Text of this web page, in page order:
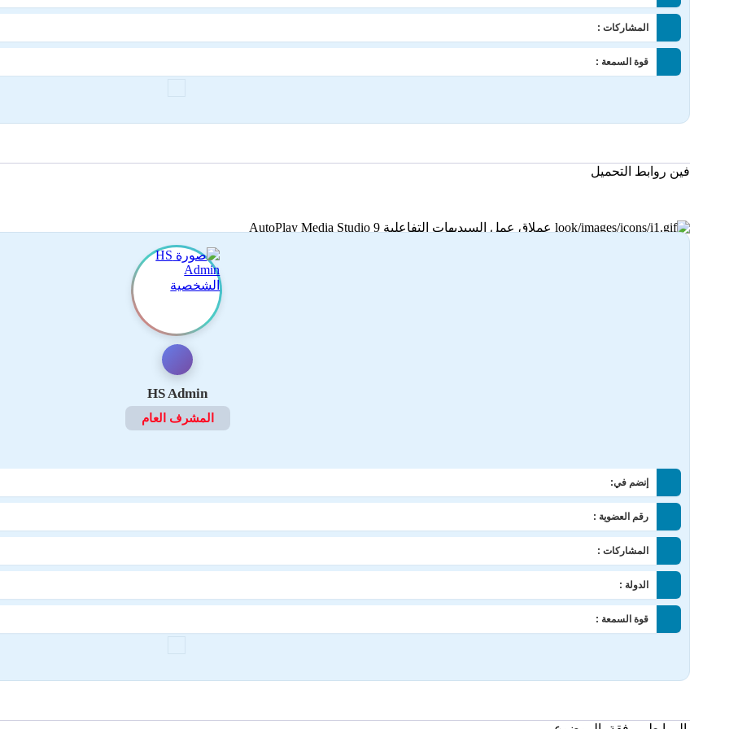
المشاركات :
قوة السمعة :
فين روابط التحميل
عملاق عمل السيديهات التفاعلية AutoPlay Media Studio 9
25-06-2025 09:07
HS Admin
المشرف العام
إنضم في:
رقم العضوية :
المشاركات :
الدولة :
قوة السمعة :